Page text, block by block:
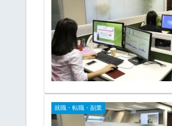
就職・転職・副業